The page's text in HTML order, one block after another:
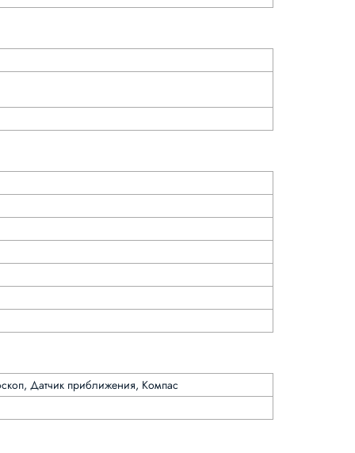
Датчик приближения, Компас